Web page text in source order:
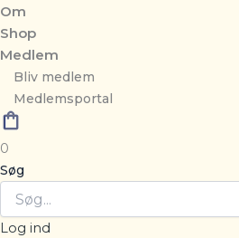
Om
Shop
Medlem
Bliv medlem
Medlemsportal
0
Søg
Log ind